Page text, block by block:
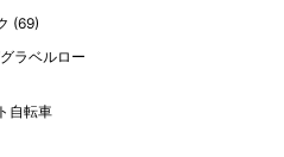
(69)
ラベルロー
自転車